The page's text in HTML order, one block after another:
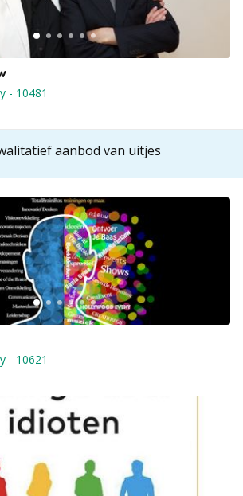
- 10481
aanbod van uitjes
- 10621